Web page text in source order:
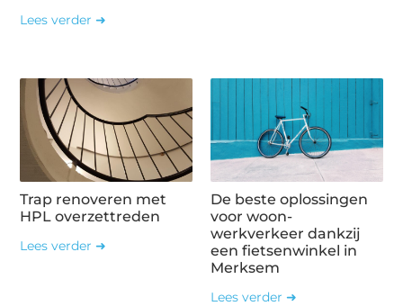
Lees verder ➜
Trap renoveren met
HPL overzettreden
Lees verder ➜
De beste oplossingen
voor woon-
werkverkeer dankzij
een fietsenwinkel in
Merksem
Lees verder ➜